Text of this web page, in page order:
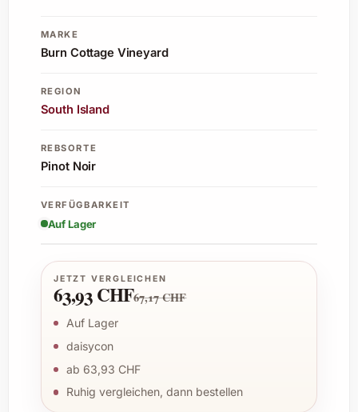
MARKE
Burn Cottage Vineyard
REGION
South Island
REBSORTE
Pinot Noir
VERFÜGBARKEIT
Auf Lager
JETZT VERGLEICHEN
63,93 CHF67,17 CHF
Auf Lager
daisycon
ab 63,93 CHF
Ruhig vergleichen, dann bestellen